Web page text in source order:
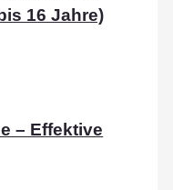
16 Jahre)
– Effektive